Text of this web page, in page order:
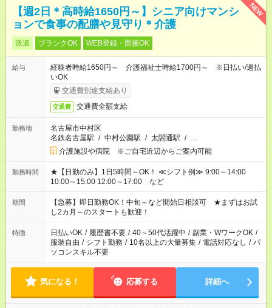
NEW
【週2日＊高時給1650円～】シニア向けマンシ
ョンで食事の配膳や見守り＊介護
派遣 ブランクOK WEB登録・面接OK
給与
経験者時給1650円～ 介護福祉士時給1700円～ ※日払い/週払
いOK
交通費別途支給あり
交通費 交通費全額支給
勤務地
名古屋市中村区
名鉄名古屋駅 / 中村公園駅 / 太閤通駅 / …
介護施設や病院 ※ご自宅近辺からご案内可能
勤務時間
★【日勤のみ】1日5時間～OK！ ≪シフト例≫ 9:00～14:00
10:00～15:00 12:00～17:00 など
期間
【急募】即日勤務OK！中旬～など開始日相談可 ★まずはお試
し2カ月～のスタートも歓迎！
特徴 日払いOK / 履歴書不要 / 40～50代活躍中 / 副業・WワークOK /
服装自由 / シフト勤務 / 10名以上の大量募集 / 電話対応なし / パ
ソコンスキル不要
気になる！ 応募する 詳細へ